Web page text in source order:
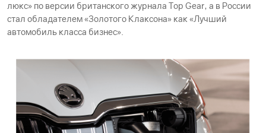
люкс» по версии британского журнала Top Gear, а в России
стал обладателем «Золотого Клаксона» как «Лучший
автомобиль класса бизнес».